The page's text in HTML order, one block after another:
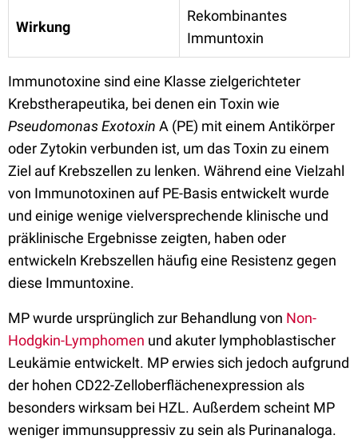
Wirkung
Rekombinantes
Immuntoxin
Immunotoxine sind eine Klasse zielgerichteter
Krebstherapeutika, bei denen ein Toxin wie
Pseudomonas Exotoxin A (PE) mit einem Antikörper
oder Zytokin verbunden ist, um das Toxin zu einem
Ziel auf Krebszellen zu lenken. Während eine Vielzahl
von Immunotoxinen auf PE-Basis entwickelt wurde
und einige wenige vielversprechende klinische und
präklinische Ergebnisse zeigten, haben oder
entwickeln Krebszellen häufig eine Resistenz gegen
diese Immuntoxine.
MP wurde ursprünglich zur Behandlung von Non-
Hodgkin-Lymphomen und akuter lymphoblastischer
Leukämie entwickelt. MP erwies sich jedoch aufgrund
der hohen CD22-Zelloberflächenexpression als
besonders wirksam bei HZL. Außerdem scheint MP
weniger immunsuppressiv zu sein als Purinanaloga.